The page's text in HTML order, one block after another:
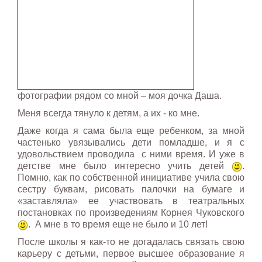
фотографии рядом со мной – моя дочка Даша.
Меня всегда тянуло к детям, а их - ко мне.
Даже когда я сама была еще ребенком, за мной
частенько увязывались дети помладше, и я с
удовольствием проводила с ними время. И уже в
детстве мне было интересно учить детей
.
Помню, как по собственной инициативе учила свою
сестру буквам, рисовать палочки на бумаге и
«заставляла» ее участвовать в театральных
постановках по произведениям Корнея Чуковского
. А мне в то время еще не было и 10 лет!
После школы я как-то не догадалась связать свою
карьеру с детьми, первое высшее образование я